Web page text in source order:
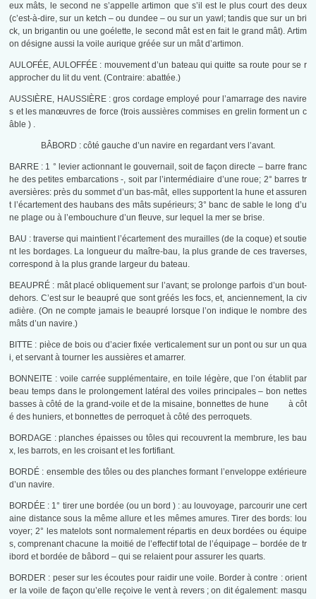
eux mâts, le second ne s’appelle artimon que s’il est le plus court des deux
(c’est-à-dire, sur un ketch – ou dundee – ou sur un yawl; tandis que sur un bri
ck, un brigantin ou une goélette, le second mât est en fait le grand mât). Artim
on désigne aussi la voile aurique gréée sur un mât d’artimon.
AULOFÉE, AULOFFÉE : mouvement d’un bateau qui quitte sa route pour se r
approcher du lit du vent. (Contraire: abattée.)
AUSSIÈRE, HAUSSIÈRE : gros cordage employé pour l’amarrage des navire
s et les manœuvres de force (trois aussières commises en grelin forment un c
âble ) .
BÂBORD : côté gauche d’un navire en regardant vers l’avant.
BARRE : 1 ° levier actionnant le gouvernail, soit de façon directe – barre franc
he des petites embarcations -, soit par l’intermédiaire d’une roue; 2° barres tr
aversières: près du sommet d’un bas-mât, elles supportent la hune et assuren
t l’écartement des haubans des mâts supérieurs; 3° banc de sable le long d’u
ne plage ou à l’embouchure d’un fleuve, sur lequel la mer se brise.
BAU : traverse qui maintient l’écartement des murailles (de la coque) et soutie
nt les bordages. La longueur du maître-bau, la plus grande de ces traverses,
correspond à la plus grande largeur du bateau.
BEAUPRÉ : mât placé obliquement sur l’avant; se prolonge parfois d’un bout-
dehors. C’est sur le beaupré que sont gréés les focs, et, anciennement, la civ
adière. (On ne compte jamais le beaupré lorsque l’on indique le nombre des
mâts d’un navire.)
BITTE : pièce de bois ou d’acier fixée verticalement sur un pont ou sur un qua
i, et servant à tourner les aussières et amarrer.
BONNEITE : voile carrée supplémentaire, en toile légère, que l’on établit par
beau temps dans le prolongement latéral des voiles principales – bon nettes
basses à côté de la grand-voile et de la misaine, bonnettes de hune à côt
é des huniers, et bonnettes de perroquet à côté des perroquets.
BORDAGE : planches épaisses ou tôles qui recouvrent la membrure, les bau
x, les barrots, en les croisant et les fortifiant.
BORDÉ : ensemble des tôles ou des planches formant l’enveloppe extérieure
d’un navire.
BORDÉE : 1° tirer une bordée (ou un bord ) : au louvoyage, parcourir une cert
aine distance sous la même allure et les mêmes amures. Tirer des bords: lou
voyer; 2° les matelots sont normalement répartis en deux bordées ou équipe
s, comprenant chacune la moitié de l’effectif total de l’équipage – bordée de tr
ibord et bordée de bâbord – qui se relaient pour assurer les quarts.
BORDER : peser sur les écoutes pour raidir une voile. Border à contre : orient
er la voile de façon qu’elle reçoive le vent à revers ; on dit également: masqu